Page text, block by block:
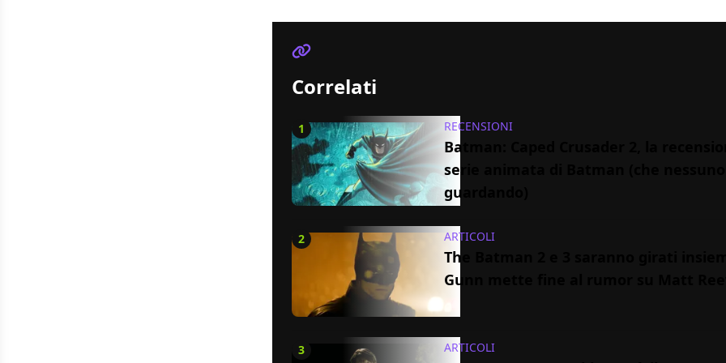
Correlati
1 RECENSIONI
Batman: Caped Crusader 2, la
serie animata di Batman (che nessuno
guardando)
2 ARTICOLI
The Batman 2 e 3 saranno girati
Gunn mette fine al rumor su Matt
3 ARTICOLI